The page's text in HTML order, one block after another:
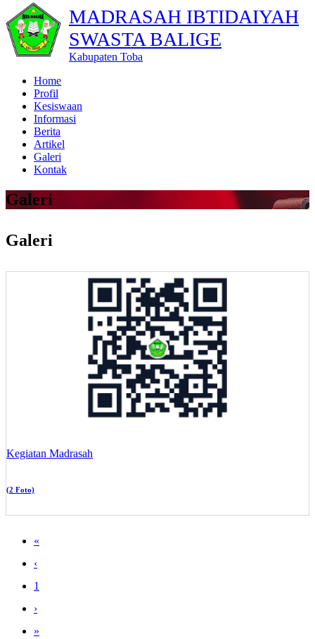
MADRASAH IBTIDAIYAH
SWASTA BALIGE
Kabupaten Toba
Home
Profil
Kesiswaan
Informasi
Berita
Artikel
Galeri
Kontak
Galeri
Galeri
Kegiatan Madrasah
(2 Foto)
«
‹
1
›
»